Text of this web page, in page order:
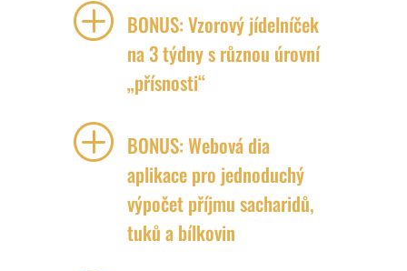
P BONUS: Vzorový jídelníček
na 3 týdny s různou úrovní
„přísnosti“
P BONUS: Webová dia
aplikace pro jednoduchý
výpočet příjmu sacharidů,
tuků a bílkovin